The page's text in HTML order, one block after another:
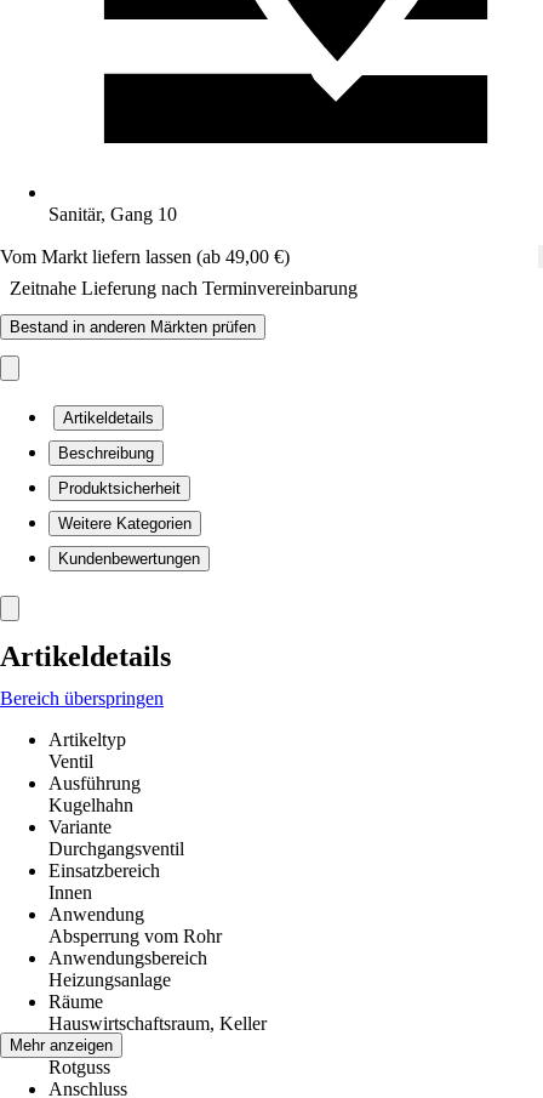
Sanitär, Gang 10
Vom Markt liefern lassen (ab 49,00 €)
Zeitnahe Lieferung nach Terminvereinbarung
Bestand in anderen Märkten prüfen
Artikeldetails
Beschreibung
Produktsicherheit
Weitere Kategorien
Kundenbewertungen
Artikeldetails
Bereich überspringen
Artikeltyp
Ventil
Ausführung
Kugelhahn
Variante
Durchgangsventil
Einsatzbereich
Innen
Anwendung
Absperrung vom Rohr
Anwendungsbereich
Heizungsanlage
Räume
Hauswirtschaftsraum, Keller
Material
Rotguss
Anschluss
Mehr anzeigen